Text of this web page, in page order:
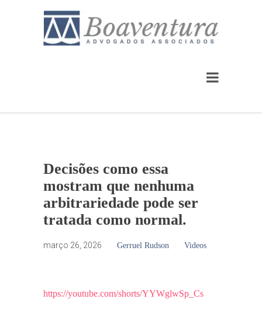
Decisões como essa
mostram que nenhuma
arbitrariedade pode ser
tratada como normal.
março 26, 2026 Gerruel Rudson Videos
https://youtube.com/shorts/YYWglwSp_Cs